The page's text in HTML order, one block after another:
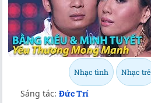
Nhạc tình Nhạc trẻ
Sáng tác: Đức Trí